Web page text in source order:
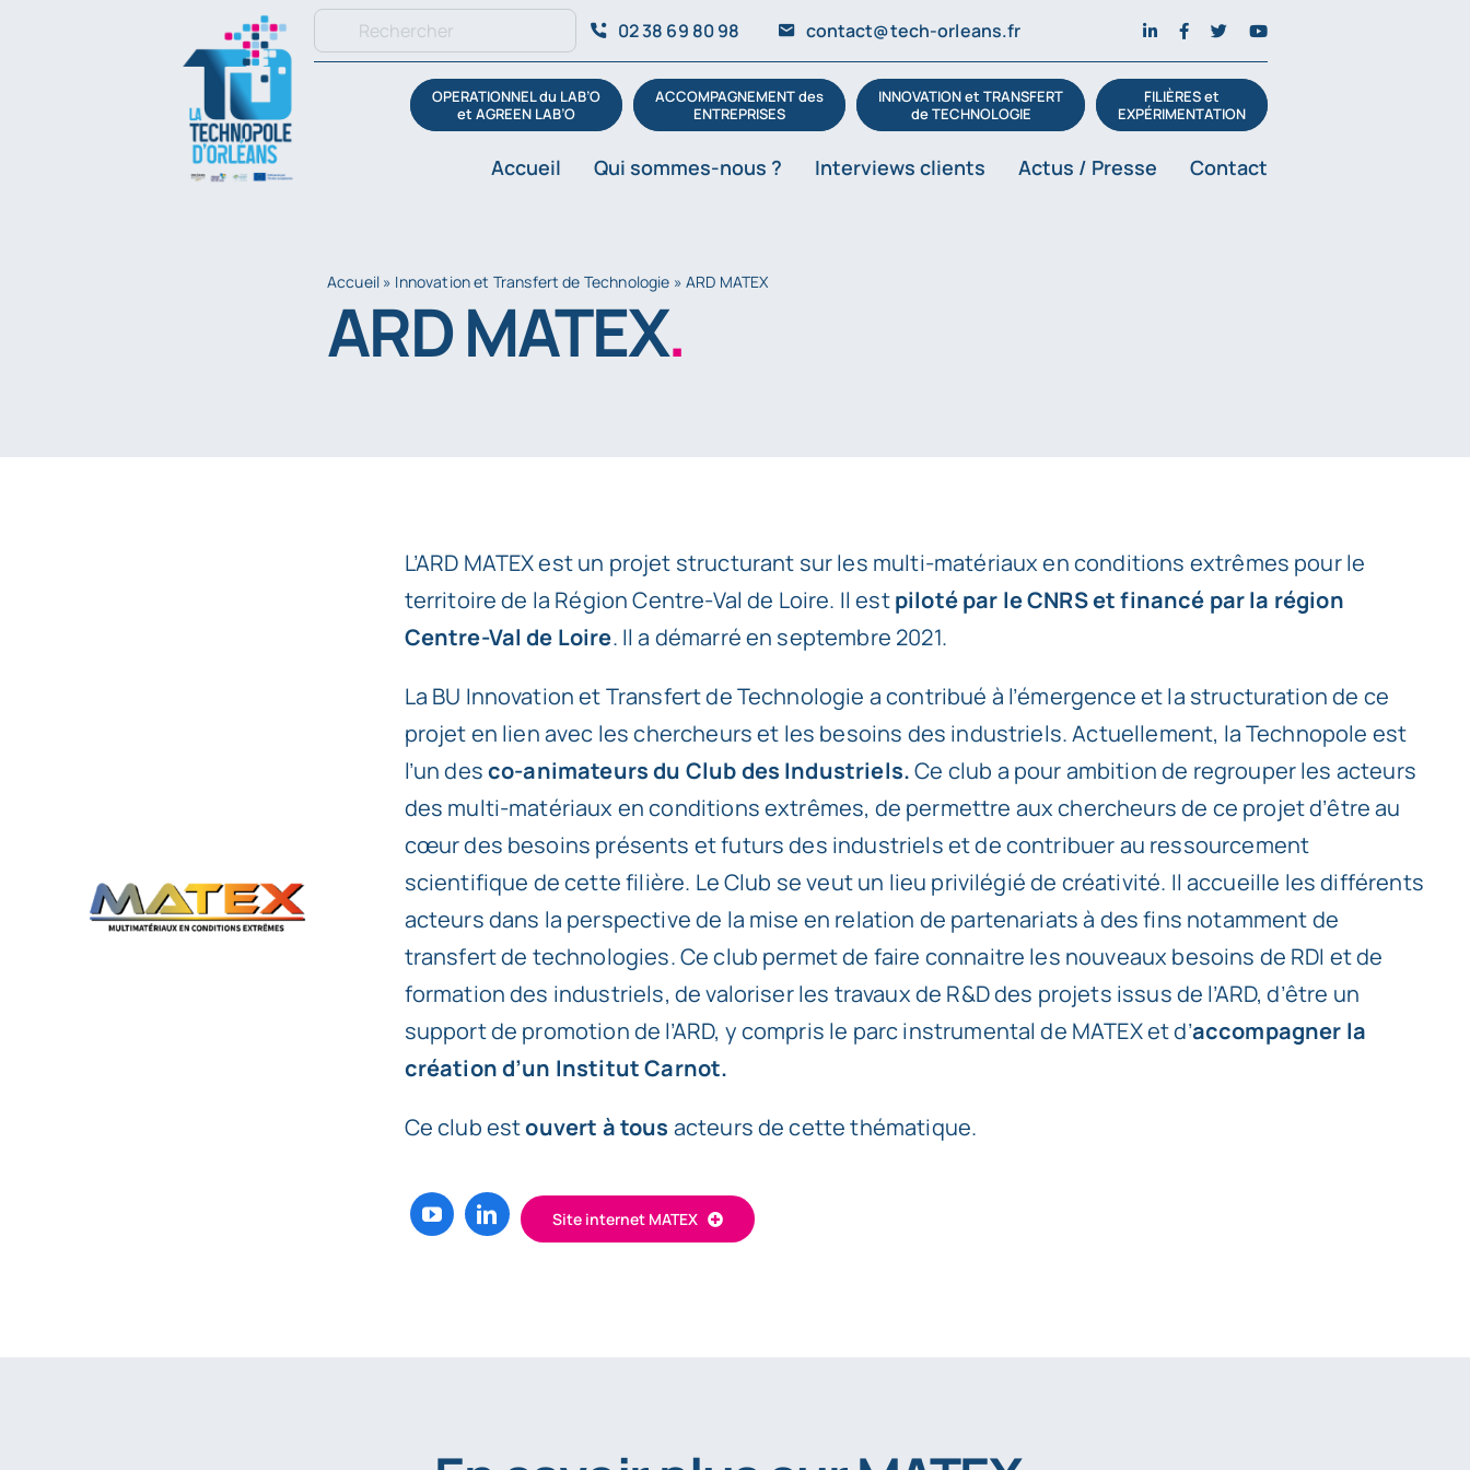
Rechercher: 02 38 69 80 98 contact@tech-orleans.fr
OPERATIONNEL du LAB’O
et AGREEN LAB’O
ACCOMPAGNEMENT des
ENTREPRISES
INNOVATION et TRANSFERT
de TECHNOLOGIE
FILIÈRES et
EXPÉRIMENTATION
Accueil Qui sommes-nous ? Interviews clients Actus / Presse Contact
Accueil » Innovation et Transfert de Technologie »ARD MATEX
ARD MATEX.
L’ARD MATEX est un projet structurant sur les multi-matériaux en conditions extrêmes pour le
territoire de la Région Centre-Val de Loire. Il estpiloté par le CNRS et financé par la région
Centre-Val de Loire. Il a démarré en septembre 2021.
La BU Innovation et Transfert de Technologie a contribué à l’émergence et la structuration de ce
projet en lien avec les chercheurs et les besoins des industriels.Actuellement, la Technopole est
l’un desco-animateurs du Club des Industriels.Ce club a pour ambition de regrouper les acteurs
des multi-matériaux en conditions extrêmes, de permettre aux chercheurs de ce projet d’être au
cœur des besoins présents et futurs des industriels et de contribuer au ressourcement
scientifique de cette filière. Le Club se veut un lieu privilégié de créativité. Il accueille les différents
acteurs dans la perspective de la mise en relation de partenariats à des fins notamment de
transfert de technologies. Ce club permet de faire connaitre les nouveaux besoins de RDI et de
formation des industriels, de valoriser les travaux de R&D des projets issus de l’ARD, d’être un
support de promotion de l’ARD, y compris le parc instrumental de MATEX et d’accompagner la
création d’un Institut Carnot.
Ce club estouvert à tous acteurs de cette thématique.
Site internet MATEX